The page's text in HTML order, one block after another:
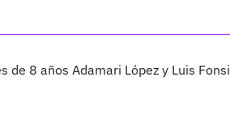
de 8 años Adamari López y Luis